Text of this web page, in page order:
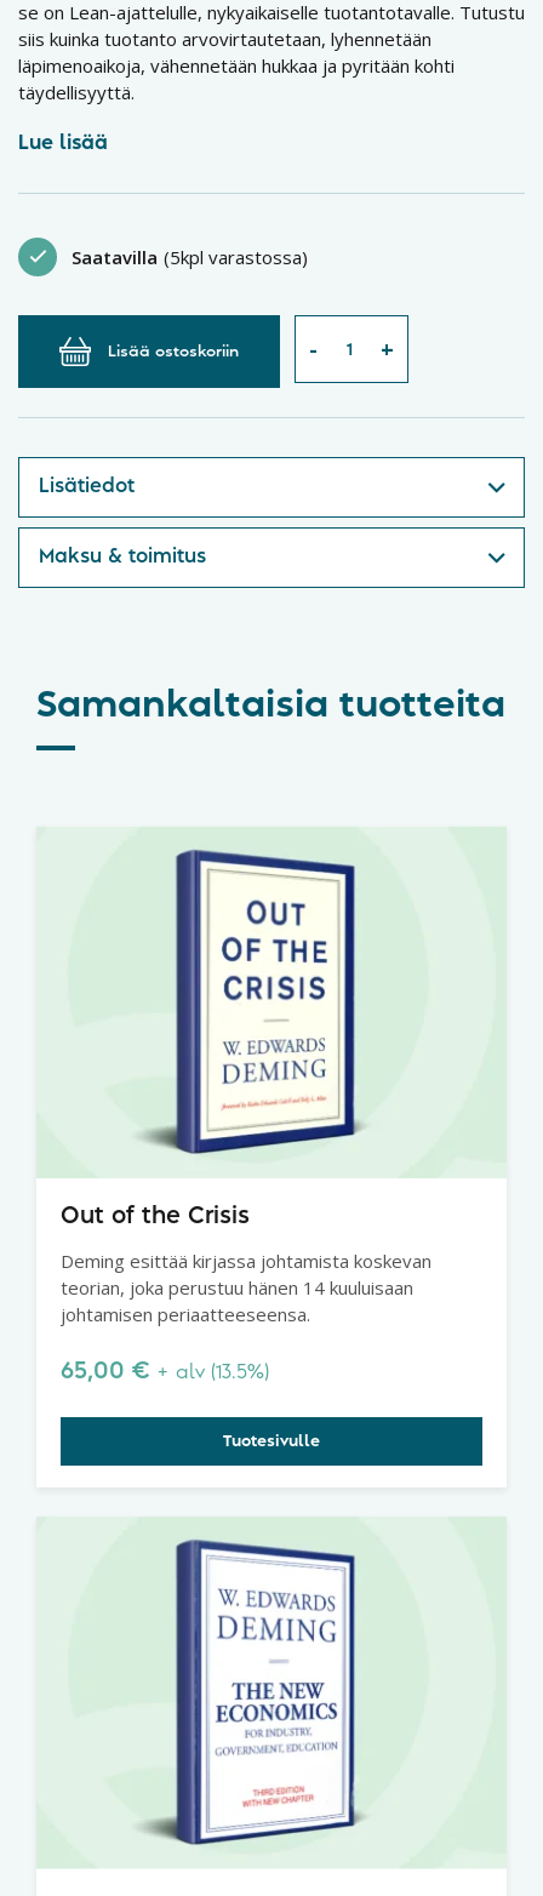
se on Lean-ajattelulle, nykyaikaiselle tuotantotavalle. Tutustu
siis kuinka tuotanto arvovirtautetaan, lyhennetään
läpimenoaikoja, vähennetään hukkaa ja pyritään kohti
täydellisyyttä.
Lue lisää
Saatavilla (5kpl varastossa)
Lisää ostoskoriin
Lisätiedot
Maksu & toimitus
Samankaltaisia tuotteita
Out of the Crisis
Deming esittää kirjassa johtamista koskevan
teorian, joka perustuu hänen 14 kuuluisaan
johtamisen periaatteeseensa.
65,00 € + alv (13.5%)
Tuotesivulle